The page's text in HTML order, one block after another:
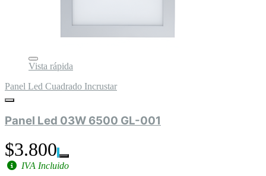
Vista rápida
Panel Led Cuadrado Incrustar
Panel Led 03W 6500 GL-001
$3.800
IVA Incluido